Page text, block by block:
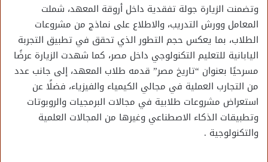
وتضمنت الزيارة جولة تفقدية داخل أروقة المعهد، شملت
المعامل وورش التدريب، والاطلاع على نماذج من مشروعات
الطلاب، بما يعكس حجم التطور الذي تحقق في تطبيق التجربة
اليابانية للتعليم التكنولوجي داخل مصر، كما شهدت الزيارة عرضًا
مسرحيًا بعنوان “تاريخ مصر” قدمه طلاب المعهد، إلى جانب عدد
من التجارب العملية في مجالي الكيمياء والفيزياء، فضلًا عن
استعراض مشروعات طلابية في مجالات البرمجيات والروبوتات
وتطبيقات الذكاء الاصطناعي وغيرها من المجالات العلمية
والتكنولوجية .